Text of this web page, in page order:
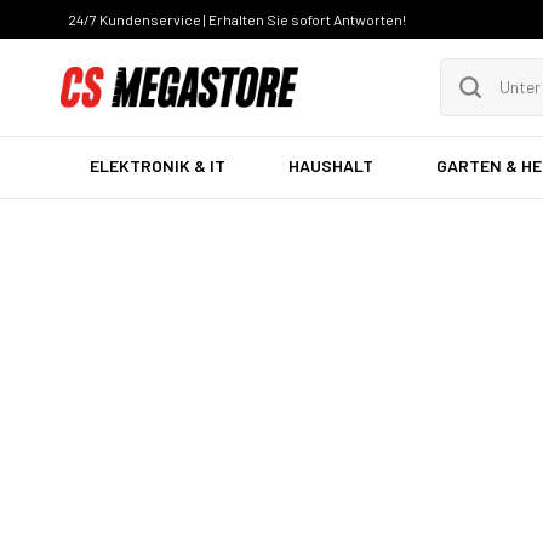
24/7 Kundenservice | Erhalten Sie sofort Antworten!
ELEKTRONIK & IT HAUSHALT GARTEN &